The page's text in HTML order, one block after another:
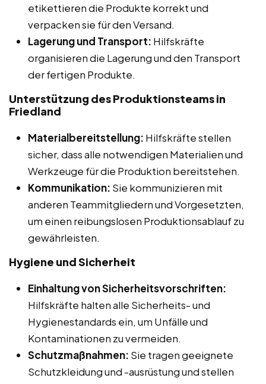
etikettieren die Produkte korrekt und
verpacken sie für den Versand.
Lagerung und Transport: Hilfskräfte
organisieren die Lagerung und den Transport
der fertigen Produkte.
Unterstützung des Produktionsteams in
Friedland
Materialbereitstellung: Hilfskräfte stellen
sicher, dass alle notwendigen Materialien und
Werkzeuge für die Produktion bereitstehen.
Kommunikation: Sie kommunizieren mit
anderen Teammitgliedern und Vorgesetzten,
um einen reibungslosen Produktionsablauf zu
gewährleisten.
Hygiene und Sicherheit
Einhaltung von Sicherheitsvorschriften:
Hilfskräfte halten alle Sicherheits- und
Hygienestandards ein, um Unfälle und
Kontaminationen zu vermeiden.
Schutzmaßnahmen: Sie tragen geeignete
Schutzkleidung und -ausrüstung und stellen